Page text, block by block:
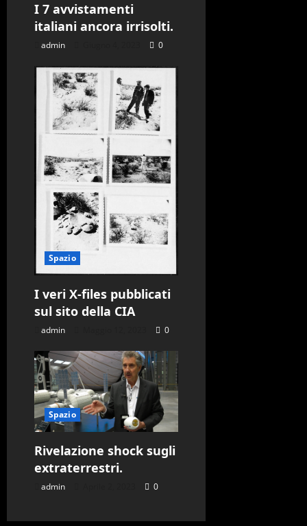
I 7 avvistamenti
italiani ancora irrisolti.
admin 0
Spazio
I veri X-files pubblicati
sul sito della CIA
admin 0
Spazio
Rivelazione shock sugli
extraterrestri.
admin 0